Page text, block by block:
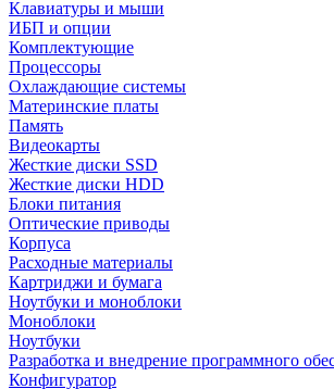
Клавиатуры и мыши
ИБП и опции
Комплектующие
Процессоры
Охлаждающие системы
Материнские платы
Память
Видеокарты
Жесткие диски SSD
Жесткие диски HDD
Блоки питания
Оптические приводы
Корпуса
Расходные материалы
Картриджи и бумага
Ноутбуки и моноблоки
Моноблоки
Ноутбуки
Разработка и внедрение программного
Конфигуратор